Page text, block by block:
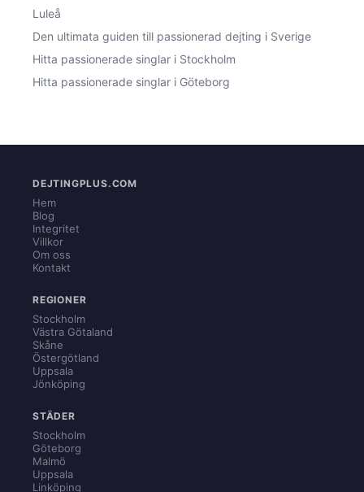
Luleå
Den ultimata guiden till passionerad dejting i Sverige
Hitta passionerade singlar i Stockholm
Hitta passionerade singlar i Göteborg
DEJTINGPLUS.COM
Hem
Blog
Integritet
Villkor
Om oss
Kontakt
REGIONER
Stockholm
Västra Götaland
Skåne
Östergötland
Uppsala
Jönköping
STÄDER
Stockholm
Göteborg
Malmö
Uppsala
Linköping